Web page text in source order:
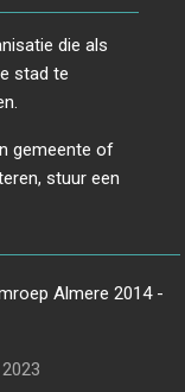
die als
stad te
gemeente of
stuur een
Almere 2014 -